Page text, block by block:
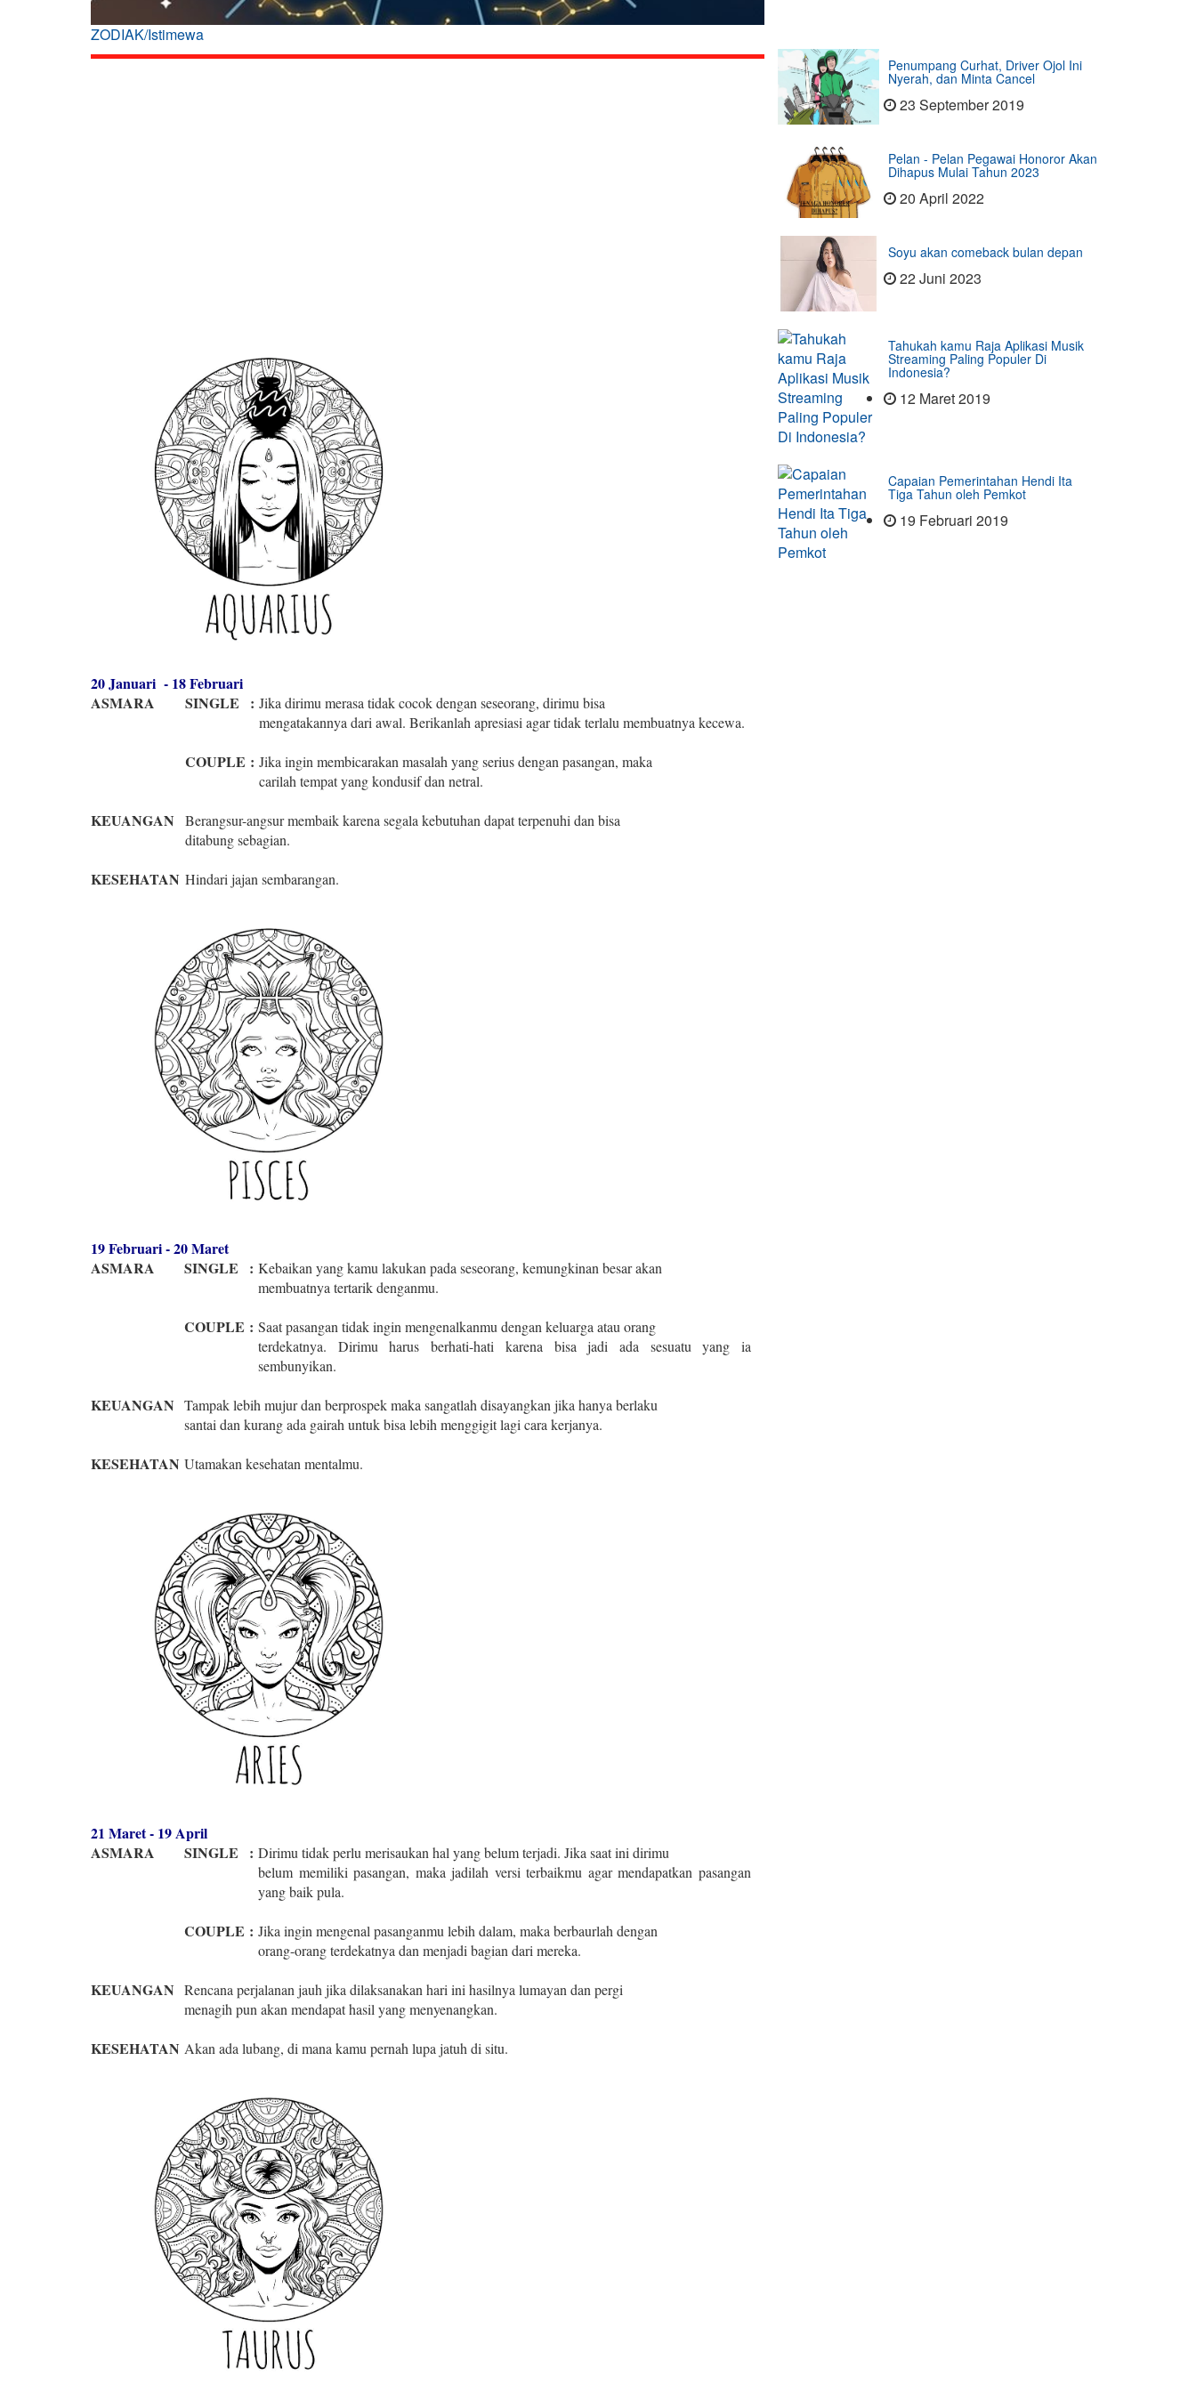
ZODIAK/Istimewa
20 Januari - 18 Februari
ASMARA
SINGLE : Jika dirimu merasa tidak cocok dengan seseorang, dirimu bisa
mengatakannya dari awal. Berikanlah apresiasi agar tidak terlalu membuatnya kecewa.
COUPLE : Jika ingin membicarakan masalah yang serius dengan pasangan, maka
carilah tempat yang kondusif dan netral.
KEUANGAN
Berangsur-angsur membaik karena segala kebutuhan dapat terpenuhi dan bisa
ditabung sebagian.
KESEHATAN Hindari jajan sembarangan.
19 Februari - 20 Maret
ASMARA
SINGLE : Kebaikan yang kamu lakukan pada seseorang, kemungkinan besar akan
membuatnya tertarik denganmu.
COUPLE : Saat pasangan tidak ingin mengenalkanmu dengan keluarga atau orang
terdekatnya. Dirimu harus berhati-hati karena bisa jadi ada sesuatu yang ia
sembunyikan.
KEUANGAN Tampak lebih mujur dan berprospek maka sangatlah disayangkan jika hanya berlaku
santai dan kurang ada gairah untuk bisa lebih menggigit lagi cara kerjanya.
KESEHATAN Utamakan kesehatan mentalmu.
21 Maret - 19 April
ASMARA
SINGLE : Dirimu tidak perlu merisaukan hal yang belum terjadi. Jika saat ini dirimu
belum memiliki pasangan, maka jadilah versi terbaikmu agar mendapatkan pasangan
yang baik pula.
COUPLE : Jika ingin mengenal pasanganmu lebih dalam, maka berbaurlah dengan
orang-orang terdekatnya dan menjadi bagian dari mereka.
KEUANGAN Rencana perjalanan jauh jika dilaksanakan hari ini hasilnya lumayan dan pergi
menagih pun akan mendapat hasil yang menyenangkan.
KESEHATAN Akan ada lubang, di mana kamu pernah lupa jatuh di situ.
Penumpang Curhat, Driver Ojol Ini
Nyerah, dan Minta Cancel
23 September 2019
Pelan - Pelan Pegawai Honoror Akan
Dihapus Mulai Tahun 2023
20 April 2022
Soyu akan comeback bulan depan
22 Juni 2023
Tahukah kamu Raja Aplikasi Musik
Streaming Paling Populer Di
Indonesia?
12 Maret 2019
Capaian Pemerintahan Hendi Ita
Tiga Tahun oleh Pemkot
19 Februari 2019